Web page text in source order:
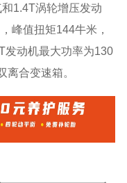
1.4T涡轮增压发动
峰值扭矩144牛米，
发动机最大功率为130
合变速箱。